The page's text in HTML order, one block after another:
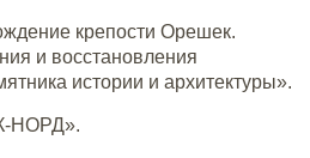
крепости Орешек.
и восстановления
истории и архитектуры».
НОРД».